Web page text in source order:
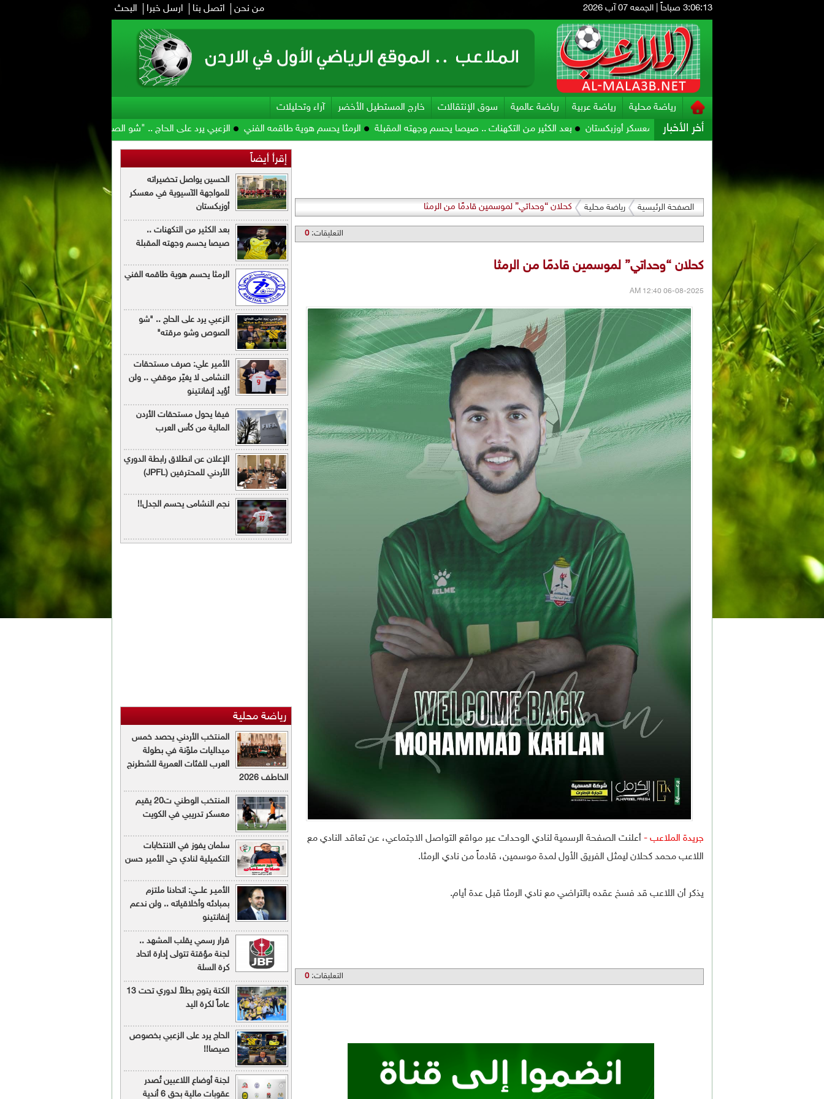
3:06:14 صباحاً الجمعه 07 آب 2026 من نحن اتصل بنا ارسل خبرا البحث
رياضة محلية رياضة عربية رياضة عالمية سوق الإنتقالات خارج المستطيل الأخضر آراء وتحليلات
أخر الأخبار
للمواجهة الآسيوية في معسكر أوزبكستان بعد الكثير من التكهنات .. صيصا يحسم وجهته المقبلة الرمثا يحسم هوية طاقمه الفني الزعبي يرد على الحاج .. "شو الصوص وشو مرقته"
الصفحة الرئيسية رياضة محلية كحلان “وحداتي” لموسمين قادمًا من الرمثا
التعليقات:0
كحلان “وحداتي” لموسمين قادمًا من الرمثا
06-08-2025 12:40 AM
جريدة الملاعب - أعلنت الصفحة الرسمية لنادي الوحدات عبر مواقع التواصل الاجتماعي، عن تعاقد النادي مع
اللاعب محمد كحلان ليمثل الفريق الأول لمدة موسمين، قادماً من نادي الرمثا.
يذكر أن اللاعب قد فسخ عقده بالتراضي مع نادي الرمثا قبل عدة أيام.
التعليقات:0
إقرأ أيضاً
الحسين يواصل تحضيراته
للمواجهة الآسيوية في معسكر
أوزبكستان
بعد الكثير من التكهنات ..
صيصا يحسم وجهته المقبلة
الرمثا يحسم هوية طاقمه الفني
الزعبي يرد على الحاج .. "شو
الصوص وشو مرقته"
الأمير علي: صرف مستحقات
النشامى لا يغيّر موقفي .. ولن
أؤيد إنفانتينو
فيفا يحول مستحقات الأردن
المالية من كأس العرب
الإعلان عن انطلاق رابطة الدوري
الأردني للمحترفين (JPFL)
نجم النشامى يحسم الجدل!!
رياضة محلية
المنتخب الأردني يحصد خمس
ميداليات ملوّنة في بطولة
العرب للفئات العمرية للشطرنج
الخاطف 2026
المنتخب الوطني ت20 يقيم
معسكر تدريبي في الكويت
سلمان يفوز في الانتخابات
التكميلية لنادي حي الأمير حسن
الأميـر علـــي: اتحادنا ملتزم
بمبادئه وأخلاقياته .. ولن ندعم
إنفانتينو
قرار رسمي يقلب المشهد ..
لجنة مؤقتة تتولى إدارة اتحاد
كرة السلة
الكتة يتوج بطلاً لدوري تحت 13
عاماً لكرة اليد
الحاج يرد على الزعبي بخصوص
صيصا!!
لجنة أوضاع اللاعبين تُصدر
عقوبات مالية بحق 6 أندية